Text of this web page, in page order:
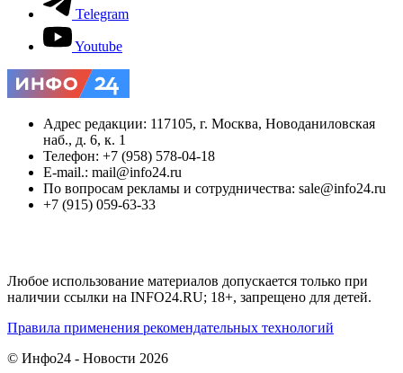
Telegram
Youtube
Адрес редакции: 117105, г. Москва, Новоданиловская
наб., д. 6, к. 1
Телефон: +7 (958) 578-04-18
E-mail.: mail@info24.ru
По вопросам рекламы и сотрудничества: sale@info24.ru
+7 (915) 059-63-33
Любое использование материалов допускается только при
наличии ссылки на INFO24.RU; 18+, запрещено для детей.
Правила применения рекомендательных технологий
© Инфо24 - Новости 2026